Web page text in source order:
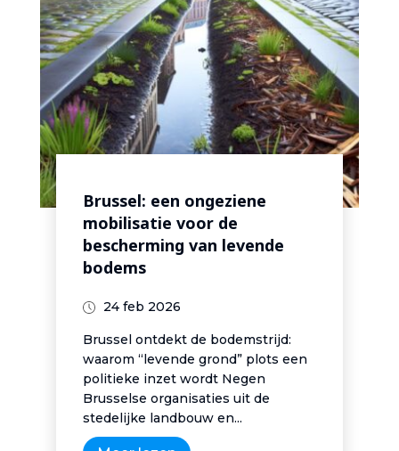
Brussel: een ongeziene
mobilisatie voor de
bescherming van levende
bodems
24 feb 2026
Brussel ontdekt de bodemstrijd:
waarom “levende grond” plots een
politieke inzet wordt Negen
Brusselse organisaties uit de
stedelijke landbouw en...